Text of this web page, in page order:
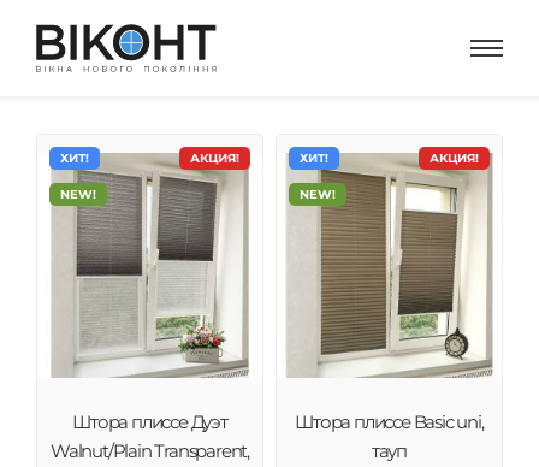
АКЦИЯ!
ХИТ!
NEW!
Штора плиссе Дуэт
Walnut/Plain Transparent,
АКЦИЯ!
ХИТ!
NEW!
Штора плиссе Basic uni,
тауп